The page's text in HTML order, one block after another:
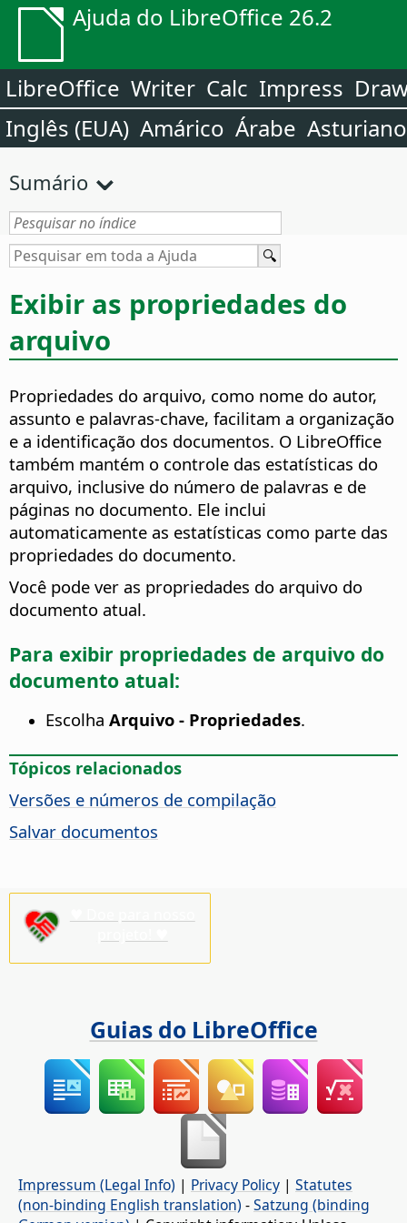
Ajuda do LibreOffice 26.2
LibreOffice Writer Calc Impress
Inglês (EUA) Amárico Árabe Asturiano
Sumário
Exibir as propriedades do
arquivo
Propriedades do arquivo, como nome do autor,
assunto e palavras-chave, facilitam a organização
e a identificação dos documentos. O LibreOffice
também mantém o controle das estatísticas do
arquivo, inclusive do número de palavras e de
páginas no documento. Ele inclui
automaticamente as estatísticas como parte das
propriedades do documento.
Você pode ver as propriedades do arquivo do
documento atual.
Para exibir propriedades de arquivo do
documento atual:
Escolha Arquivo - Propriedades.
Tópicos relacionados
Versões e números de compilação
Salvar documentos
Guias do LibreOffice
Impressum (Legal Info) | Privacy Policy | Statutes
(non-binding English translation) -Satzung (binding